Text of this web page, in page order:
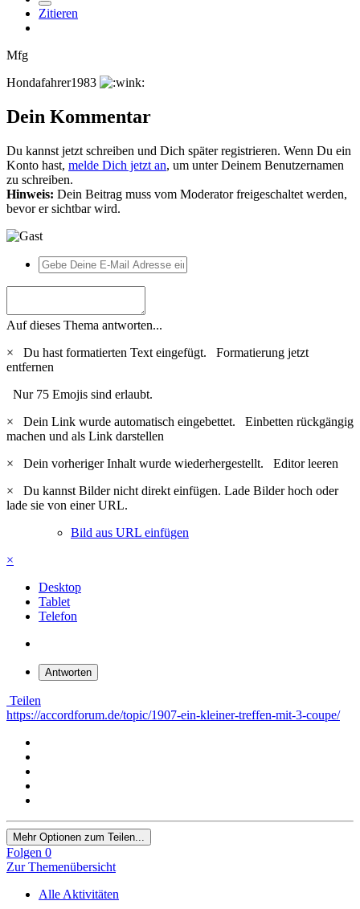
Zitieren
Mfg
Hondafahrer1983
Dein Kommentar
Du kannst jetzt schreiben und Dich später registrieren. Wenn Du ein
Konto hast, melde Dich jetzt an, um unter Deinem Benutzernamen
zu schreiben.
Hinweis: Dein Beitrag muss vom Moderator freigeschaltet werden,
bevor er sichtbar wird.
Auf dieses Thema antworten...
×
Du hast formatierten Text eingefügt. Formatierung jetzt
entfernen
Nur 75 Emojis sind erlaubt.
×
Dein Link wurde automatisch eingebettet. Einbetten rückgängig
machen und als Link darstellen
×
Dein vorheriger Inhalt wurde wiederhergestellt. Editor leeren
×
Du kannst Bilder nicht direkt einfügen. Lade Bilder hoch oder
lade sie von einer URL.
Bild aus URL einfügen
×
Desktop
Tablet
Telefon
Antworten
Teilen
https://accordforum.de/topic/1907-ein-kleiner-treffen-mit-3-coupe/
Mehr Optionen zum Teilen...
Folgen 0
Zur Themenübersicht
Alle Aktivitäten